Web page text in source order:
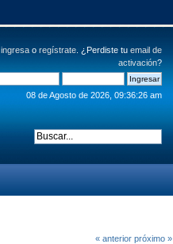
ingresao regístrate. ¿Perdiste tu email de
activación?
08 de Agosto de 2026, 09:36:26 am
« anterior próximo »